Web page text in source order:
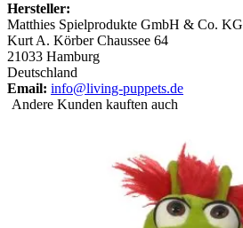
Hersteller:
Matthies Spielprodukte GmbH & Co. KG
Kurt A. Körber Chaussee 64
21033 Hamburg
Deutschland
Email: info@living-puppets.de
Andere Kunden kauften auch